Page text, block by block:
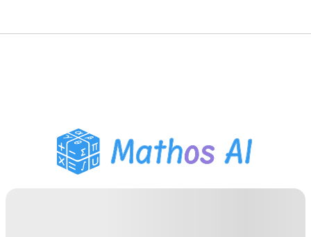
مساعد واجبات PDF
أدوات الدراسة